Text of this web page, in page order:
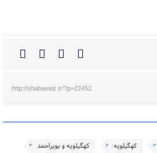
http://shabaveiz.ir/?p=22452
کهگیلویه
کهگیلویه و بویراحمد